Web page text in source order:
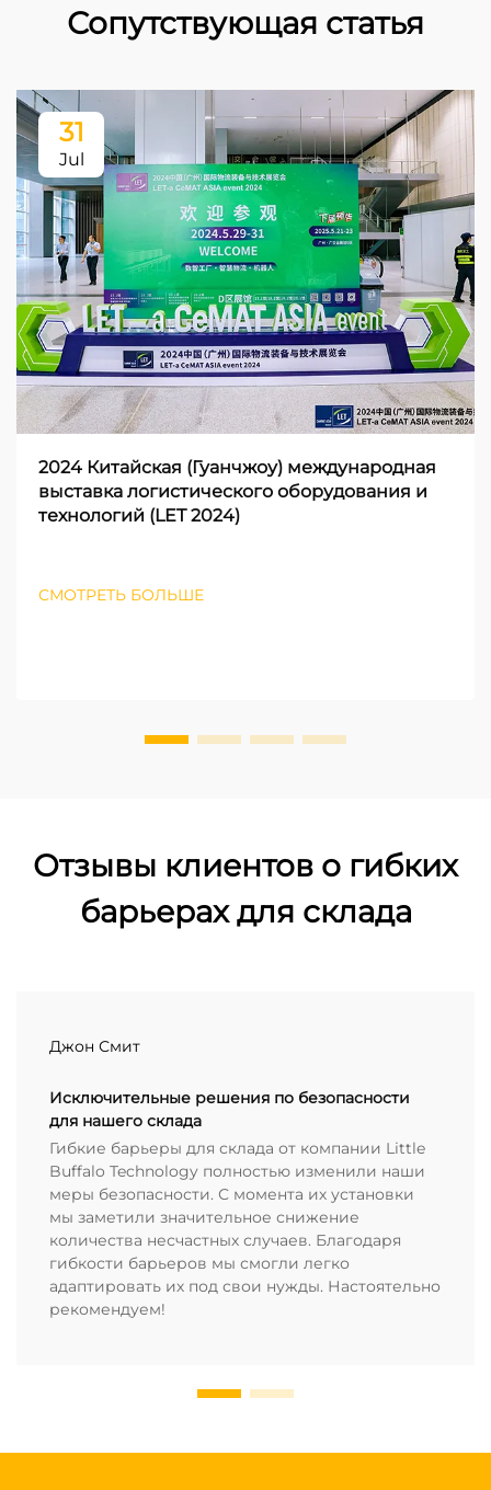
Сопутствующая статья
31
Jul
2024 Китайская (Гуанчжоу) международная
выставка логистического оборудования и
технологий (LET 2024)
СМОТРЕТЬ БОЛЬШЕ
Отзывы клиентов о гибких
барьерах для склада
Джон Смит
Исключительные решения по безопасности
для нашего склада
Гибкие барьеры для склада от компании Little
Buffalo Technology полностью изменили наши
меры безопасности. С момента их установки
мы заметили значительное снижение
количества несчастных случаев. Благодаря
гибкости барьеров мы смогли легко
адаптировать их под свои нужды. Настоятельно
рекомендуем!